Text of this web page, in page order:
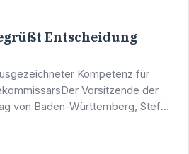
Entscheidung
Kompetenz für
Vorsitzende der
von Baden-Württemberg, Stefan